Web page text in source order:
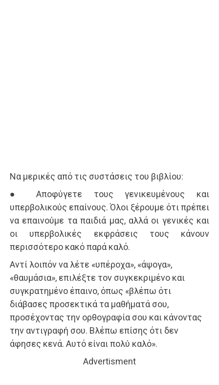
Να μερικές από τις συστάσεις του βιβλίου:
● Αποφύγετε τους γενικευμένους και
υπερβολικούς επαίνους. Όλοι ξέρουμε ότι πρέπει
να επαινούμε τα παιδιά μας, αλλά οι γενικές και
οι υπερβολικές εκφράσεις τους κάνουν
περισσότερο κακό παρά καλό.
Αντί λοιπόν να λέτε «υπέροχα», «άψογα»,
«θαυμάσια», επιλέξτε τον συγκεκριμένο και
συγκρατημένο έπαινο, όπως «βλέπω ότι
διάβασες προσεκτικά τα μαθήματά σου,
προσέχοντας την ορθογραφία σου και κάνοντας
την αντιγραφή σου. Βλέπω επίσης ότι δεν
άφησες κενά. Αυτό είναι πολύ καλό».
Advertisment